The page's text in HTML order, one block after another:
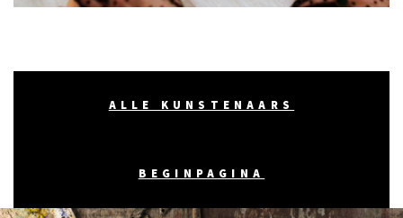
ALLE KUNSTENAARS
BEGINPAGINA